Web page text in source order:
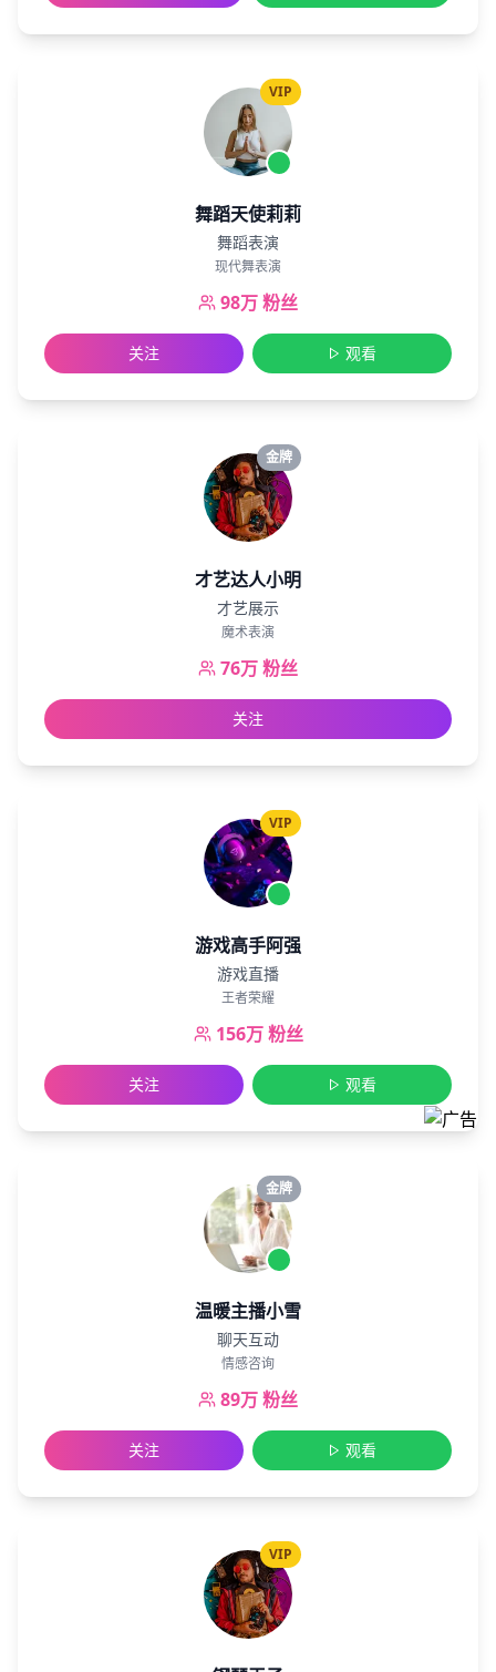
VIP
舞蹈天使莉莉
舞蹈表演
现代舞表演
98万粉丝
关注 观看
金牌
才艺达人小明
才艺展示
魔术表演
76万粉丝
关注
VIP
游戏高手阿强
游戏直播
王者荣耀
156万粉丝
关注 观看
金牌
温暖主播小雪
聊天互动
情感咨询
89万粉丝
关注 观看
VIP